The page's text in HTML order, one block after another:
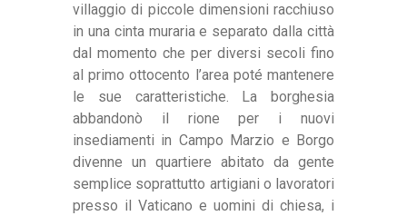
villaggio di piccole dimensioni racchiuso
in una cinta muraria e separato dalla città
dal momento che per diversi secoli fino
al primo ottocento l’area poté mantenere
le sue caratteristiche. La borghesia
abbandonò il rione per i nuovi
insediamenti in Campo Marzio e Borgo
divenne un quartiere abitato da gente
semplice soprattutto artigiani o lavoratori
presso il Vaticano e uomini di chiesa, i